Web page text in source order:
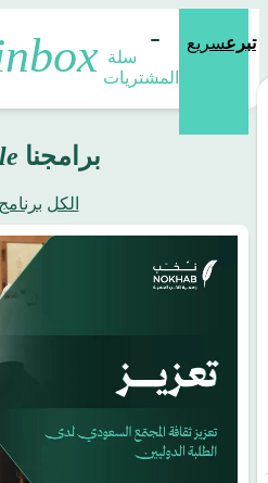
سلة
المشتريات
تبرعسريع
برامجنا
الكل برنامج